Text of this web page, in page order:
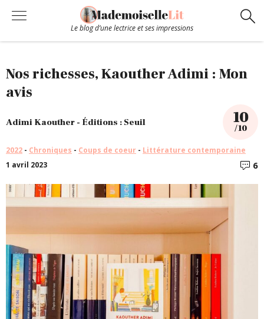
Le blog d’une lectrice et ses impressions
Contact
Nos richesses, Kaouther Adimi : Mon
avis
Adimi Kaouther - Éditions : Seuil 10
/ 10
2022 - Chroniques - Coups de coeur - Littérature contemporaine
1 avril 2023
6